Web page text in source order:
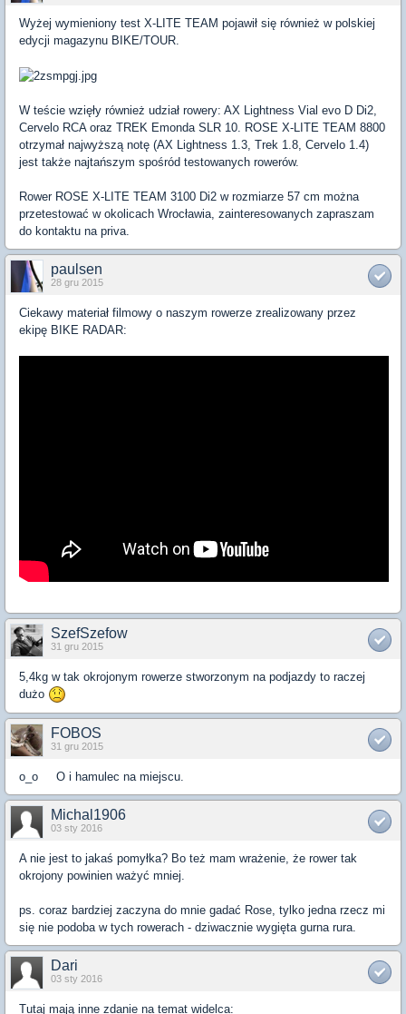
Wyżej wymieniony test X-LITE TEAM pojawił się również w polskiej
edycji magazynu BIKE/TOUR.
W teście wzięły również udział rowery: AX Lightness Vial evo D Di2,
Cervelo RCA oraz TREK Emonda SLR 10. ROSE X-LITE TEAM 8800
otrzymał najwyższą notę (AX Lightness 1.3, Trek 1.8, Cervelo 1.4)
jest także najtańszym spośród testowanych rowerów.
Rower ROSE X-LITE TEAM 3100 Di2 w rozmiarze 57 cm można
przetestować w okolicach Wrocławia, zainteresowanych zapraszam
do kontaktu na priva.
paulsen
28 gru 2015
Ciekawy materiał filmowy o naszym rowerze zrealizowany przez
ekipę BIKE RADAR:
SzefSzefow
31 gru 2015
5,4kg w tak okrojonym rowerze stworzonym na podjazdy to raczej
dużo
FOBOS
31 gru 2015
o_o O i hamulec na miejscu.
Michal1906
03 sty 2016
A nie jest to jakaś pomyłka? Bo też mam wrażenie, że rower tak
okrojony powinien ważyć mniej.
ps. coraz bardziej zaczyna do mnie gadać Rose, tylko jedna rzecz mi
się nie podoba w tych rowerach - dziwacznie wygięta gurna rura.
Dari
03 sty 2016
Tutaj mają inne zdanie na temat widelca: